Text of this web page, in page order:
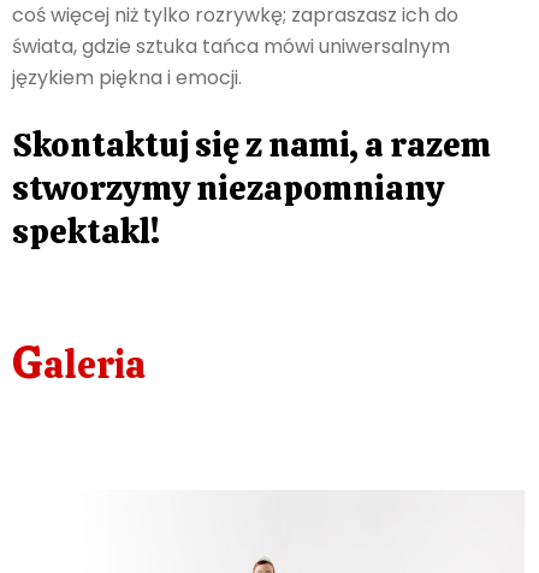
coś więcej niż tylko rozrywkę; zapraszasz ich do
świata, gdzie sztuka tańca mówi uniwersalnym
językiem piękna i emocji.
Skontaktuj się z nami, a razem
stworzymy niezapomniany
spektakl!
Galeria